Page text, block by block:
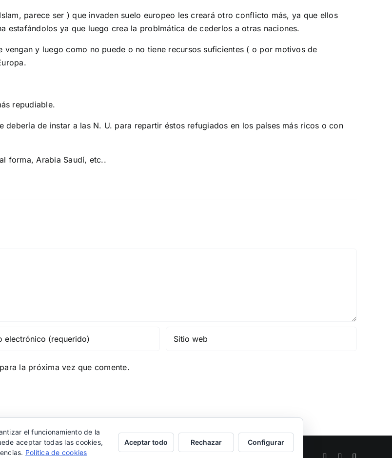
parece ser ) que invaden suelo europeo les creará otro conflicto más, ya que ellos
estafándolos ya que luego crea la problmática de cederlos a otras naciones.
vengan y luego como no puede o no tiene recursos suficientes ( o por motivos de
repudiable.
debería de instar a las N. U. para repartir éstos refugiados en los países más ricos o con
forma, Arabia Saudí, etc..
la próxima vez que comente.
el funcionamiento de la
aceptar todas las cookies,
Política de cookies
Aceptar todo Rechazar Configurar